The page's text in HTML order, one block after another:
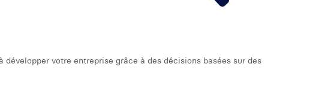
votre entreprise grâce à des décisions basées sur des